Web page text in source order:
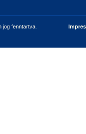
jog fenntartva.